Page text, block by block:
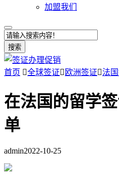
加盟我们
搜索
首页 全球签证 欧洲签证法
在法国的留学
单
admin2022-10-25